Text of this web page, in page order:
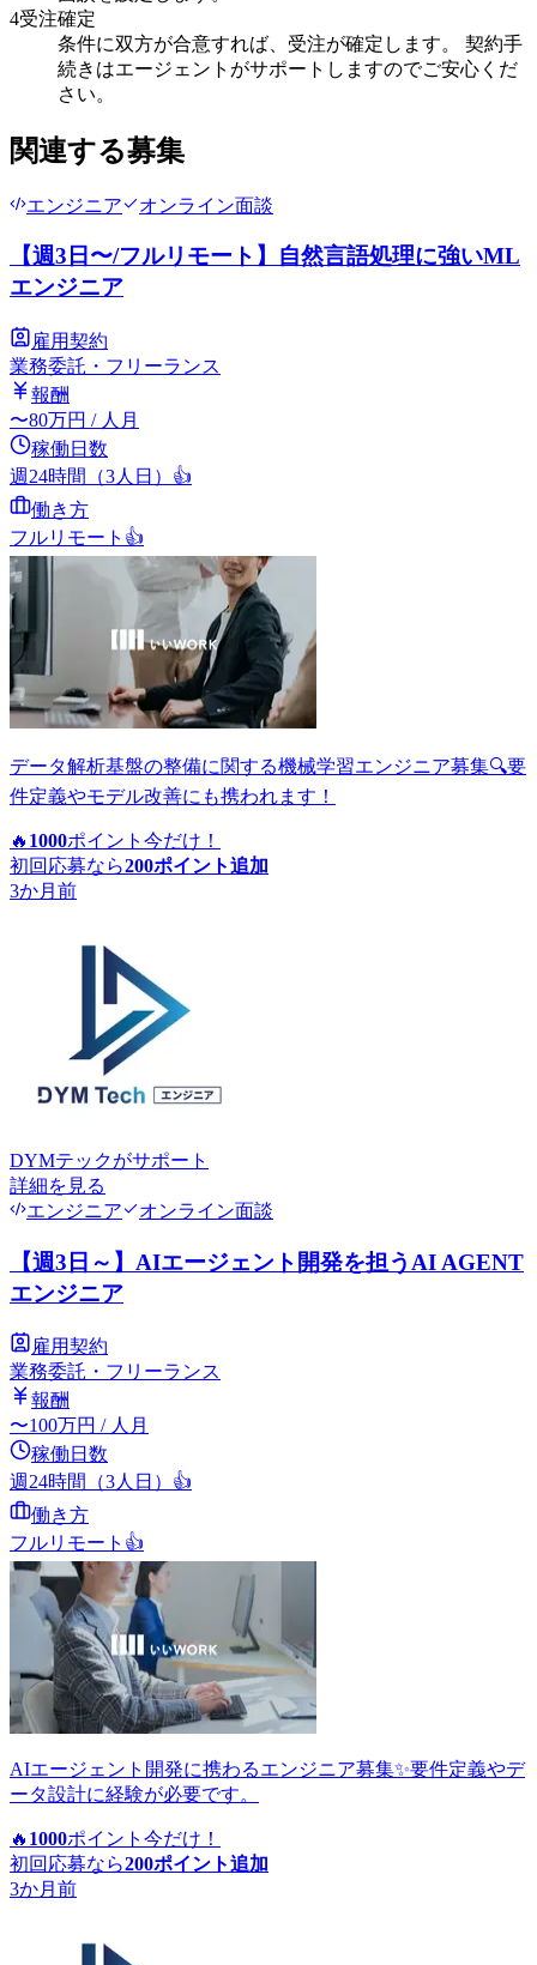
4受注確定
条件に双方が合意すれば、受注が確定します。 契約手
続きはエージェントがサポートしますのでご安心くだ
さい。
関連する募集
エンジニア オンライン面談
【週3日〜/フルリモート】自然言語処理に強いML
エンジニア
雇用契約
業務委託・フリーランス
報酬
〜80万円 / 人月
稼働日数
週24時間（3人日） 👍
働き方
フルリモート 👍
データ解析基盤の整備に関する機械学習エンジニア募集🔍要
件定義やモデル改善にも携われます！
🔥 1000ポイント 今だけ！
初回応募なら200ポイント追加
3か月前
DYMテックがサポート
詳細を見る
エンジニア
オンライン面談
【週3日～】AIエージェント開発を担うAI AGENT
エンジニア
雇用契約
業務委託・フリーランス
報酬
〜100万円 / 人月
稼働日数
週24時間（3人日） 👍
働き方
フルリモート 👍
AIエージェント開発に携わるエンジニア募集✨要件定義やデ
ータ設計に経験が必要です。
🔥 1000ポイント 今だけ！
初回応募なら200ポイント追加
3か月前